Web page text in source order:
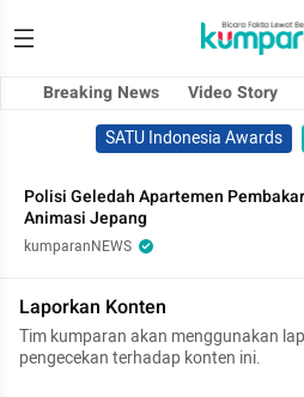
Breaking News Video Story
SATU Indonesia Awards
Polisi Geledah Apartemen
Animasi Jepang
kumparanNEWS
Laporkan Konten
Tim kumparan akan menggunakan
pengecekan terhadap konten ini.